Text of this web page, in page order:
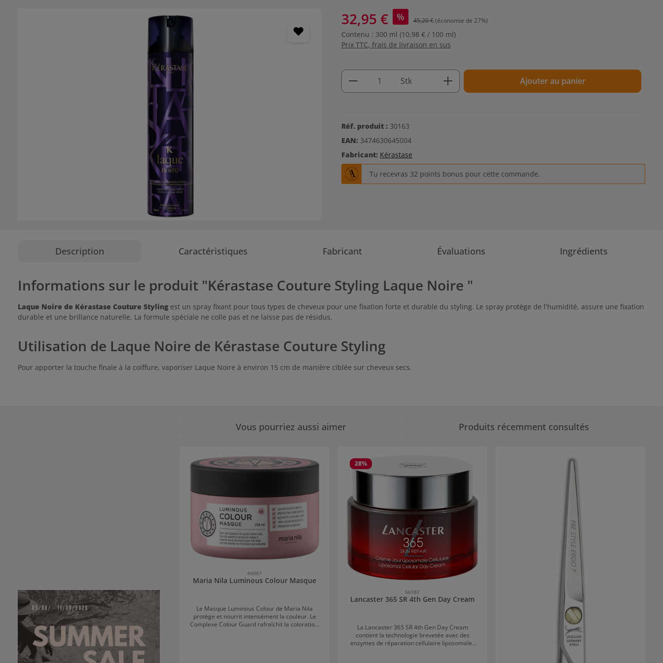
32,95 € % 45,20 €(économie de 27%)
Contenu : 300 ml (10,98 € / 100 ml)
Prix TTC, frais de livraison en sus
Quantité de produit : Entrez la quantité souhaitée ou
Stk Ajouter au panier
Réf. produit : 30163
EAN: 3474630645004
Fabricant: Kérastase
Tu recevras 32 points bonus pour cette commande.
Description Caractéristiques Fabricant Évaluations Ingrédients
Informations sur le produit "Kérastase Couture Styling Laque Noire "
Laque Noire de Kérastase Couture Styling est un spray fixant pour tous types de cheveux pour une fixation forte et durable du styling. Le spray protège de l'humidité, assure une fixation
durable et une brillance naturelle. La formule spéciale ne colle pas et ne laisse pas de résidus.
Utilisation de Laque Noire de Kérastase Couture Styling
Pour apporter la touche finale à la coiffure, vaporiser Laque Noire à environ 15 cm de manière ciblée sur cheveux secs.
Vous pourriez aussi aimer Produits récemment consultés
49087
Maria Nila Luminous Colour Masque
Le Masque Luminous Colour de Maria Nila
protège et nourrit intensément la couleur. Le
Complexe Colour Guard rafraîchit la coloration,
28%
56187
Lancaster 365 SR 4th Gen Day Cream
La Lancaster 365 SR 4th Gen Day Cream
contient la technologie brevetée avec des
enzymes de réparation cellulaire liposomales